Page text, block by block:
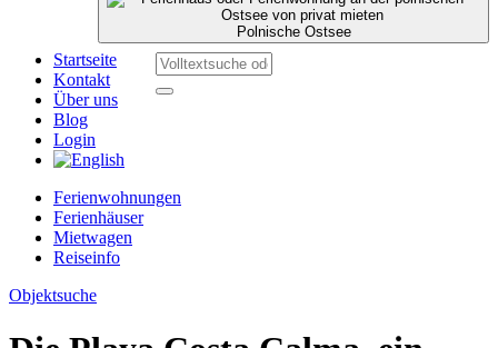
Polnische Ostsee
Startseite
Kontakt
Über uns
Blog
Login
Ferienwohnungen
Ferienhäuser
Mietwagen
Reiseinfo
Objektsuche